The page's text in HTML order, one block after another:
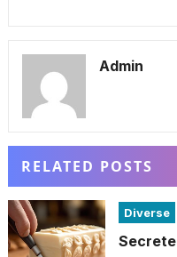
Admin
RELATED POSTS
Diverse